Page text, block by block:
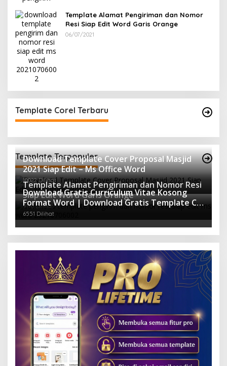
Template Alamat Pengiriman dan Nomor
Resi Siap Edit Word Garis Orange
06/07/2021
Template Corel Terbaru
Template Terpopuler
Download Template Cover Proposal Masjid
2021 Siap Edit – Ms Office Word
10022 Dilihat
Template Alamat Pengiriman dan Nomor Resi
Siap Edit Word Garis Orange
9170 Dilihat
Download Gratis Curriculum Vitae Kosong
Format Word | Download Gratis Template CV
Lamaran Kerja Doc Mudah Diedit
6551 Dilihat